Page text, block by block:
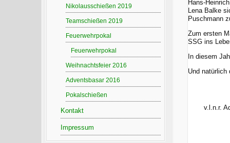
Nikolausschießen 2019
Teamschießen 2019
Feuerwehrpokal
Feuerwehrpokal
Weihnachtsfeier 2016
Adventsbasar 2016
Pokalschießen
Kontakt
Impressum
Hans-
Lena Balke
Puschmann
Zum ersten
SSG ins
In diesem
Und
v.l.n.r.